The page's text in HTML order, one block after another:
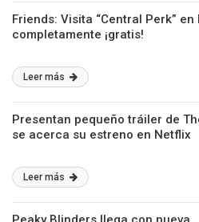
Friends: Visita “Central Perk” en
completamente ¡gratis!
Leer más
Presentan pequeño tráiler de
se acerca su estreno en Netflix
Leer más